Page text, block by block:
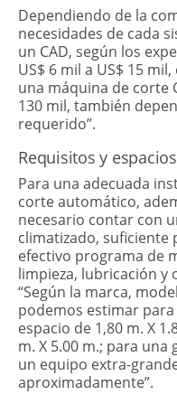
Dependiendo de la
necesidades de cada
un CAD, según los
US$ 6 mil a US$ 15
una máquina de corte
130 mil, también
requerido”.
Requisitos y espacios
Para una adecuada
corte automático,
necesario contar con
climatizado, suficiente
efectivo programa de
limpieza, lubricación y
“Según la marca,
podemos estimar
espacio de 1,80 m. X
m. X 5.00 m.; para una
un equipo extra-
aproximadamente”.